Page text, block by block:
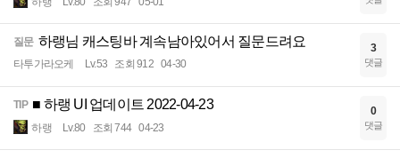
질문 하랭님 캐스팅바 계속남아있어서 질문드려요
타투가라오케 Lv.53 조회 912 04-30
3
댓글
TIP ■ 하랭 UI 업데이트 2022-04-23
하랭 Lv.80 조회 744 04-23
0
댓글